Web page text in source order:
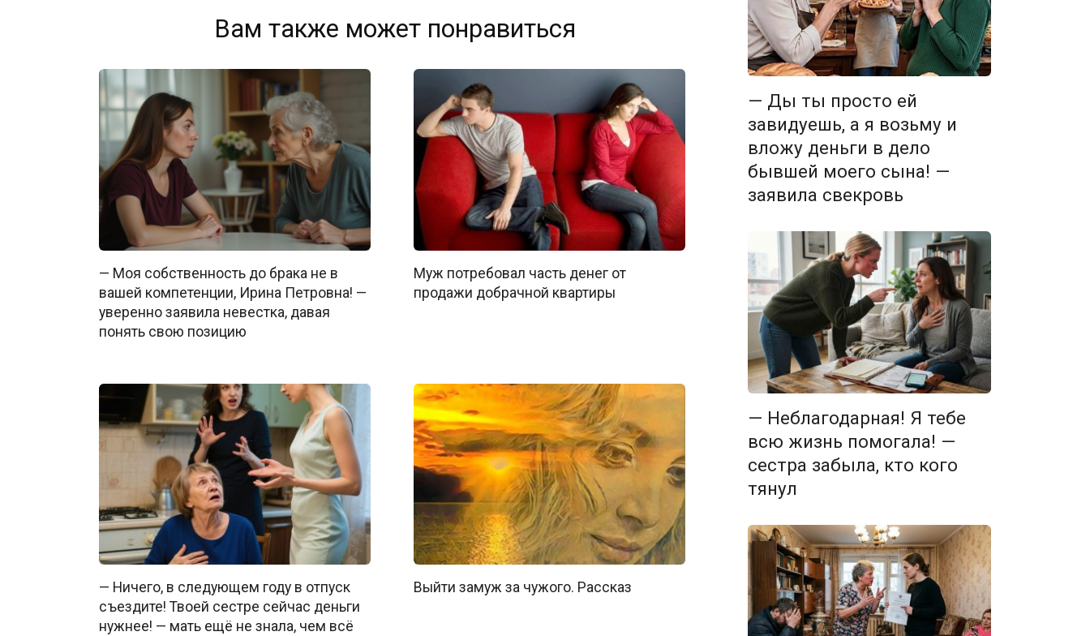
Вам также может понравиться
— Моя собственность до брака не в
вашей компетенции, Ирина Петровна! —
уверенно заявила невестка, давая
понять свою позицию
Муж потребовал часть денег от
продажи добрачной квартиры
— Ничего, в следующем году в отпуск
съездите! Твоей сестре сейчас деньги
нужнее! — мать ещё не знала, чем всё
Выйти замуж за чужого. Рассказ
— Ды ты просто ей
завидуешь, а я возьму и
вложу деньги в дело
бывшей моего сына! —
заявила свекровь
— Неблагодарная! Я тебе
всю жизнь помогала! —
сестра забыла, кто кого
тянул